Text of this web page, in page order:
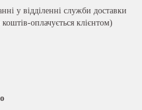
у відділенні служби доставки
оплачується клієнтом)